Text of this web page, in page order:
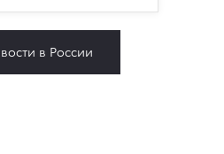
в России